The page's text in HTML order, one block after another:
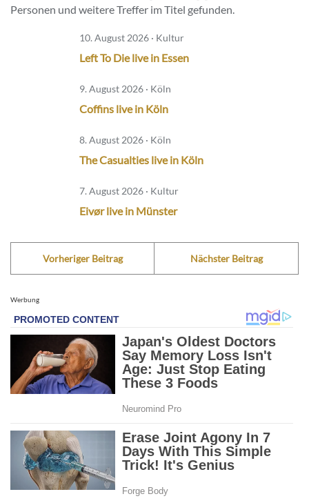
Personen und weitere Treffer im Titel gefunden.
10. August 2026 · Kultur
Left To Die live in Essen
9. August 2026 · Köln
Coffins live in Köln
8. August 2026 · Köln
The Casualties live in Köln
7. August 2026 · Kultur
Eivør live in Münster
Vorheriger Beitrag Nächster Beitrag
Werbung